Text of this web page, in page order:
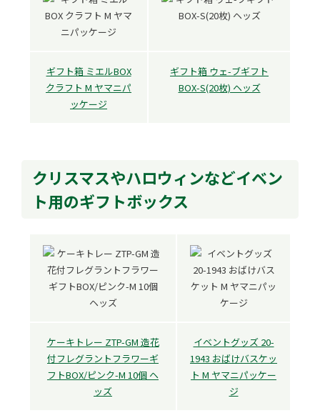
ギフト箱 ミエルBOX
クラフト M ヤマニパ
ッケージ
ギフト箱 ウェ-ブギフト
BOX-S(20枚) ヘッズ
クリスマスやハロウィンなどイベン
ト用のギフトボックス
ケーキトレー ZTP-GM 造花
付フレグラントフラワーギ
フトBOX/ピンク-M 10個 ヘ
ッズ
イベントグッズ 20-
1943 おばけバスケッ
ト M ヤマニパッケー
ジ